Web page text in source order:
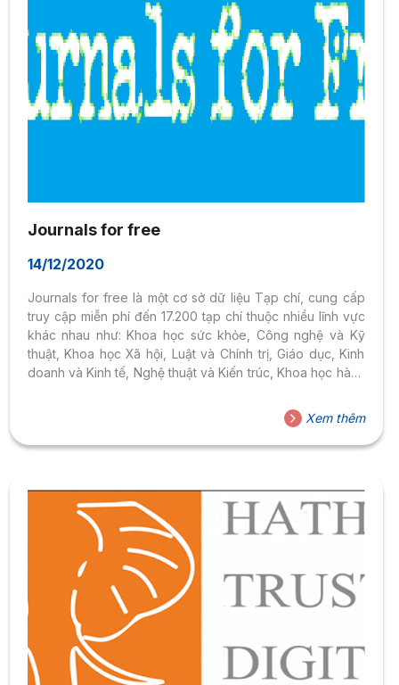
Journals for free
14/12/2020
Journals for free là một cơ sở dữ liệu Tạp chí, cung cấp
truy cập miễn phí đến 17.200 tạp chí thuộc nhiều lĩnh vực
khác nhau như: Khoa học sức khỏe, Công nghệ và Kỹ
thuật, Khoa học Xã hội, Luật và Chính trị, Giáo dục, Kinh
doanh và Kinh tế, Nghệ thuật và Kiến trúc, Khoa học hành
đọc trực tuyến trên các thiết bị di động hoặc tải về.
Xem thêm